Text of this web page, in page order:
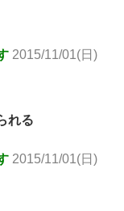
2015/11/01(日)
れる
2015/11/01(日)